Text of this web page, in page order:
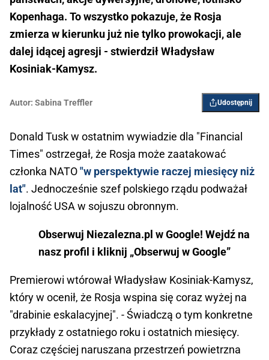
Kopenhaga. To wszystko pokazuje, że Rosja
zmierza w kierunku już nie tylko prowokacji, ale
dalej idącej agresji - stwierdził Władysław
Kosiniak-Kamysz.
Autor: Sabina Treffler Udostępnij
Donald Tusk w ostatnim wywiadzie dla "Financial
Times" ostrzegał, że Rosja może zaatakować
członka NATO"w perspektywie raczej miesięcy niż
lat". Jednocześnie szef polskiego rządu podważał
lojalność USA w sojuszu obronnym.
Obserwuj Niezalezna.pl w Google! Wejdź na
nasz profil i kliknij „Obserwuj w Google”
Premierowi wtórował Władysław Kosiniak-Kamysz,
który w ocenił, że Rosja wspina się coraz wyżej na
"drabinie eskalacyjnej". - Świadczą o tym konkretne
przykłady z ostatniego roku i ostatnich miesięcy.
Coraz częściej naruszana przestrzeń powietrzna